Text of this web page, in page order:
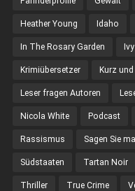
Heather Young Idaho
In The Rosary Garden
Krimiübersetzer Kurz
Leser fragen Autoren
Nicola White Podcast
Rassismus Sagen Sie mal
Südstaaten Tartan Noir
Thriller True Crime